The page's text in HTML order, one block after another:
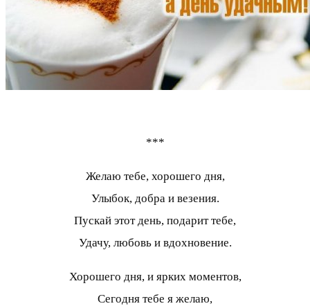
***
Желаю тебе, хорошего дня,
Улыбок, добра и везения.
Пускай этот день, подарит тебе,
Удачу, любовь и вдохновение.
Хорошего дня, и ярких моментов,
Сегодня тебе я желаю,